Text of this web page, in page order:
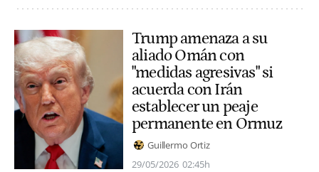
Trump amenaza a su
aliado Omán con
"medidas agresivas" si
acuerda con Irán
establecer un peaje
permanente en Ormuz
Guillermo Ortiz
29/05/2026 02:45h